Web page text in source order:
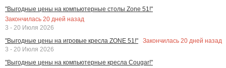
"Выгодные цены на компьютерные столы Zone 51!"
Закончилась 20 дней назад
3 - 20 Июля 2026
"Выгодные цены на игровые кресла ZONE 51!"
Закончилась 20 дней назад
3 - 20 Июля 2026
"Выгодные цены на компьютерные кресла Cougar!"